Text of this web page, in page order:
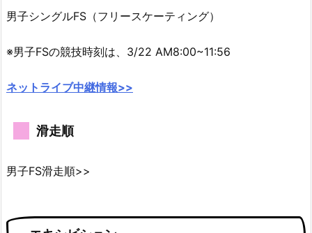
男子シングルFS（フリースケーティング）
※男子FSの競技時刻は、3/22 AM8:00~11:56
ネットライブ中継情報>>
滑走順
男子FS滑走順>>